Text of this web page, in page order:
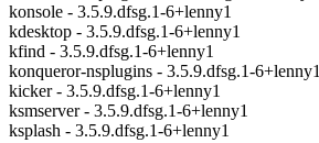
konsole - 3.5.9.dfsg.1-6+lenny1
kdesktop - 3.5.9.dfsg.1-6+lenny1
kfind - 3.5.9.dfsg.1-6+lenny1
konqueror-nsplugins - 3.5.9.dfsg.1-6+lenny1
kicker - 3.5.9.dfsg.1-6+lenny1
ksmserver - 3.5.9.dfsg.1-6+lenny1
ksplash - 3.5.9.dfsg.1-6+lenny1